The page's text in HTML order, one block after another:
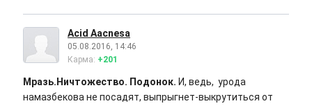
Acid Aacnesa
05.08.2016, 14:46
Карма: +201
Мразь.Ничтожество. Подонок. И, ведь, урода
намазбекова не посадят, выпрыгнет-выкрутиться от